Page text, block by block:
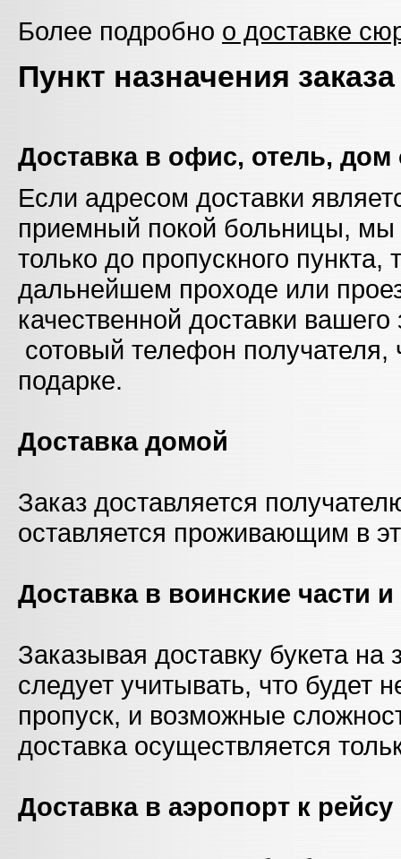
Более подробно о доставке
Пункт назначения заказа
Доставка в офис, отель,
Если адресом доставки
приемный покой больницы, мы
только до пропускного пункта,
дальнейшем проходе или
качественной доставки
сотовый телефон
подарке.
Доставка домой
Заказ доставляется
оставляется проживающим в
Доставка в воинские части
Заказывая доставку букета на
следует учитывать, что будет
пропуск, и возможные
доставка осуществляется
Доставка в аэропорт к рейсу